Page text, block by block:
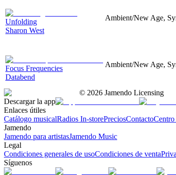
Unfolding
Sharon West
Ambient/New Age,
Focus Frequencies
Databend
Ambient/New Age,
© 2026 Jamendo Licensing
Descargar la app
Enlaces útiles
Catálogo musicalRadios In-storePreciosContactoCentro
Jamendo
Jamendo para artistasJamendo Music
Legal
Condiciones generales de usoCondiciones de venta
Síguenos